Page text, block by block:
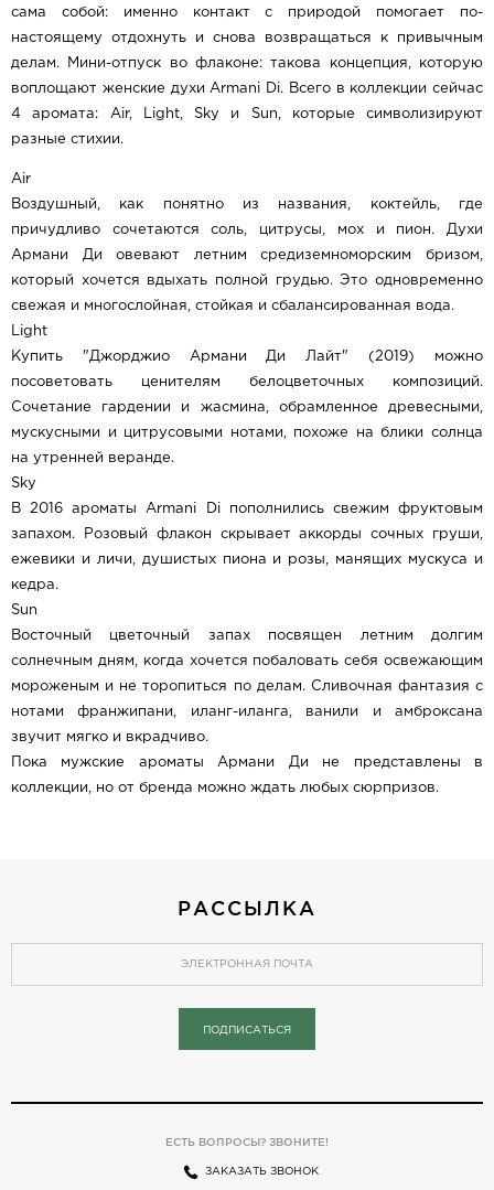
сама собой: именно контакт с природой помогает по-
настоящему отдохнуть и снова возвращаться к привычным
делам. Мини-отпуск во флаконе: такова концепция, которую
воплощают женские духи Armani Di. Всего в коллекции сейчас
4 аромата: Air, Light, Sky и Sun, которые символизируют
разные стихии.
Air
Воздушный, как понятно из названия, коктейль, где
причудливо сочетаются соль, цитрусы, мох и пион. Духи
Армани Ди овевают летним средиземноморским бризом,
который хочется вдыхать полной грудью. Это одновременно
свежая и многослойная, стойкая и сбалансированная вода.
Light
Купить "Джорджио Армани Ди Лайт" (2019) можно
посоветовать ценителям белоцветочных композиций.
Сочетание гардении и жасмина, обрамленное древесными,
мускусными и цитрусовыми нотами, похоже на блики солнца
на утренней веранде.
Sky
В 2016 ароматы Armani Di пополнились свежим фруктовым
запахом. Розовый флакон скрывает аккорды сочных груши,
ежевики и личи, душистых пиона и розы, манящих мускуса и
кедра.
Sun
Восточный цветочный запах посвящен летним долгим
солнечным дням, когда хочется побаловать себя освежающим
мороженым и не торопиться по делам. Сливочная фантазия с
нотами франжипани, иланг-иланга, ванили и амброксана
звучит мягко и вкрадчиво.
Пока мужские ароматы Армани Ди не представлены в
коллекции, но от бренда можно ждать любых сюрпризов.
РАССЫЛКА
ПОДПИСАТЬСЯ
ЕСТЬ ВОПРОСЫ? ЗВОНИТЕ!
ЗАКАЗАТЬ ЗВОНОК